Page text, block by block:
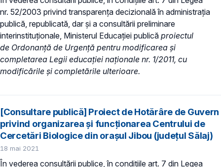
nr. 52/2003 privind transparenţa decizională în administraţia
publică, republicată, dar și a consultării preliminare
interinstituționale, Ministerul Educaţiei publică proiectul
de Ordonanță de Urgență pentru modificarea și
completarea Legii educației naționale nr. 1/2011, cu
modificările și completările ulterioare.
[Consultare publică] Proiect de Hotărâre de Guvern
privind organizarea și funcționarea Centrului de
Cercetări Biologice din orașul Jibou (județul Sălaj)
18 mai 2021
În vederea consultării publice, în condiţiile art. 7 din Legea